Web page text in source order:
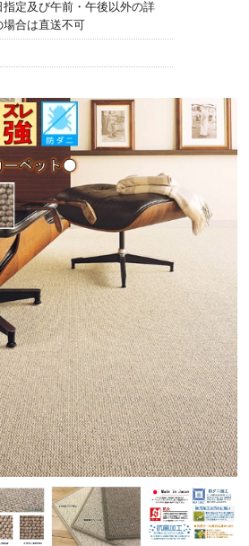
指定及び午前・午後以外の詳
合は直送不可